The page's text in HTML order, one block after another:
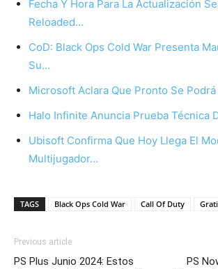
Fecha Y Hora Para La Actualización
Reloaded…
CoD: Black Ops Cold War Presenta
Su…
Microsoft Aclara Que Pronto Se
Halo Infinite Anuncia Prueba Técnica
Ubisoft Confirma Que Hoy Llega El
Multijugador…
TAGS Black Ops Cold War Call Of Duty
Previous article
PS Plus Junio 2024: Estos
PS